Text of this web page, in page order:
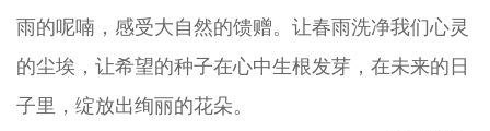
雨的呢喃，感受大自然的馈赠。让春雨洗净我们心灵
的尘埃，让希望的种子在心中生根发芽，在未来的日
子里，绽放出绚丽的花朵。